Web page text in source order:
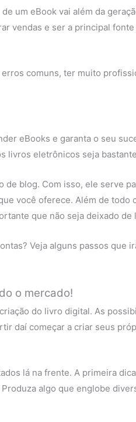
um eBook vai além da
vendas e ser a principal
comuns, ter muito
eBooks e garanta o seu
livros eletrônicos seja
de blog. Com isso, ele serve
você oferece. Além de todo
que não seja deixado
Veja alguns passos que
o mercado!
do livro digital. As
daí começar a criar seus
lá na frente. A primeira
algo que englobe